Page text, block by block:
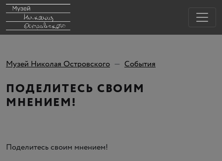
Музей Николая Островского События
ПОДЕЛИТЕСЬ СВОИМ
МНЕНИЕМ!
Поделитесь своим мнением!